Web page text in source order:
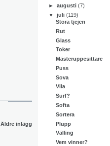
Äldre inlägg
►augusti(7)
▼juli(119)
Stora tjejen
Rut
Glass
Toker
Mästeruppesittare
Puss
Sova
Vila
Surf?
Softa
Sortera
Plupp
Välling
Vem vinner?